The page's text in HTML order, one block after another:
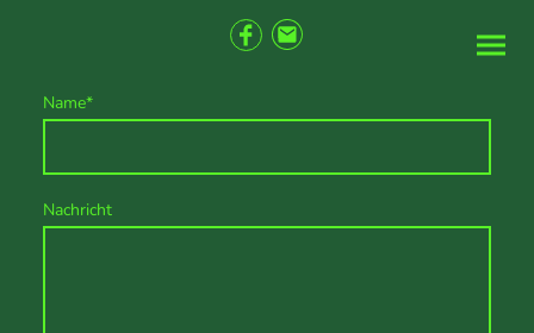
Name*
Nachricht